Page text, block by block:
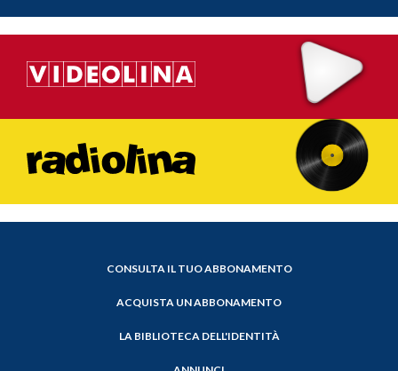
CONSULTA IL TUO ABBONAMENTO
ACQUISTA UN ABBONAMENTO
LA BIBLIOTECA DELL'IDENTITÀ